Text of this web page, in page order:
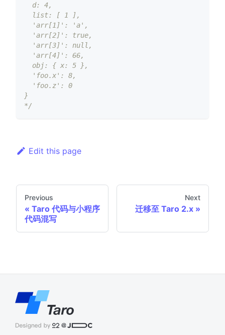
  d: 4,
  list: [ 1 ],
  'arr[1]': 'a',
  'arr[2]': true,
  'arr[3]': null,
  'arr[4]': 66,
  obj: { x: 5 },
  'foo.x': 8,
  'foo.z': 0
}
*/
Edit this page
Previous
Taro 代码与小程序
代码混写
Next
迁移至 Taro 2.x